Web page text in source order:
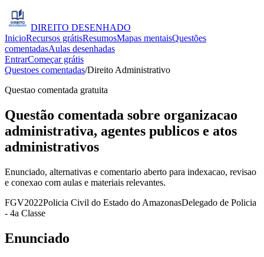
DIREITO DESENHADO
InicioRecursos grátisResumosMapas mentaisQuestões
comentadasAulas desenhadas
EntrarComeçar grátis
Questoes comentadas/Direito Administrativo
Questao comentada gratuita
Questão comentada sobre organizacao
administrativa, agentes publicos e atos
administrativos
Enunciado, alternativas e comentario aberto para indexacao, revisao
e conexao com aulas e materiais relevantes.
FGV2022Policia Civil do Estado do AmazonasDelegado de Policia
- 4a Classe
Enunciado